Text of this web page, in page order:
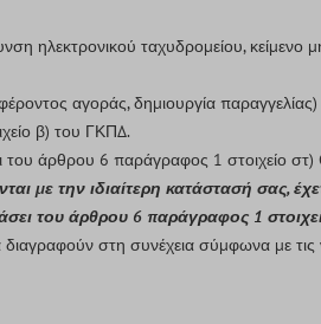
ηλεκτρονικού ταχυδρομείου,
αγοράς, δημιουργία
β) του ΓΚΠΔ.
άρθρου 6 παράγραφος 1 στοιχείο
με την ιδιαίτερη κατάστασή σας,
του άρθρου 6 παράγραφος 1
στη συνέχεια σύμφωνα με τις